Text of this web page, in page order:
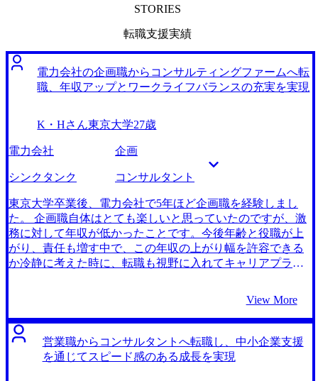
STORIES
転職支援実績
電力会社の企画職からコンサルティングファームへ転
職、年収アップとワークライフバランスの充実を実現
K・Hさん東京大学27歳
電力会社 企画
シンクタンク コンサルタント
東京大学卒業後、電力会社で5年ほど企画職を経験しまし
た。 企画職自体はとても楽しいと思っていたのですが、激
務に対して年収が低かったことです。今後年齢と役職が上
がり、責任も増す中で、この年収の上がり幅を許容できる
か冷静に考えた時に、転職も視野に入れてキャリアプラン
力に感じていました。また、これまでの経験を活かせるポ
ジションをMyVisionさんにご紹介いただいたことで更に志
望意欲が固まりました。 3社です。 元々大手エージェント
を使っていたのですが、自分のこれまでの経験とアンマッ
View More
営業職からコンサルタントへ転職し、中小企業支援
を通じてスピード感のある成長を実現